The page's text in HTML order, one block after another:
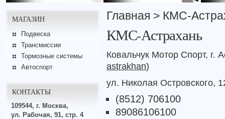
МАГАЗИН
Подвеска
Трансмиссии
Тормозные системы
Автоспорт
КОНТАКТЫ
109544, г. Москва,
ул. Рабочая, 91, стр. 4
Главная > КМС-
КМС-Астрахань
Ковальчук Мотор Спорт, г.
astrakhan)
ул. Николая Островского,
(8512) 706100
89086106100